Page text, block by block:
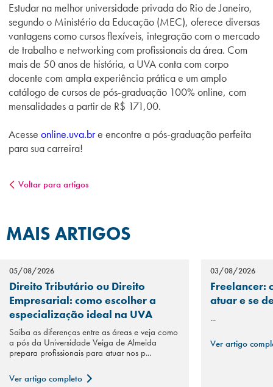
Estudar na melhor universidade privada do Rio de Janeiro,
segundo o Ministério da Educação (MEC), oferece diversas
vantagens como cursos flexíveis, integração com o mercado
de trabalho e networking com profissionais da área. Com
mais de 50 anos de história, a UVA conta com corpo
docente com ampla experiência prática e um amplo
catálogo de cursos de pós-graduação 100% online, com
mensalidades a partir de R$ 171,00.
Acesse online.uva.bre encontre a pós-graduação perfeita
para sua carreira!
Voltar para artigos
MAIS ARTIGOS
05/08/2026
Direito Tributário ou Direito
Empresarial: como escolher a
especialização ideal na UVA
Saiba as diferenças entre as áreas e veja como
a pós da Universidade Veiga de Almeida
prepara profissionais para atuar nos p...
Ver artigo completo
03/08/2026
Freelancer:
atuar e se
...
Ver artigo